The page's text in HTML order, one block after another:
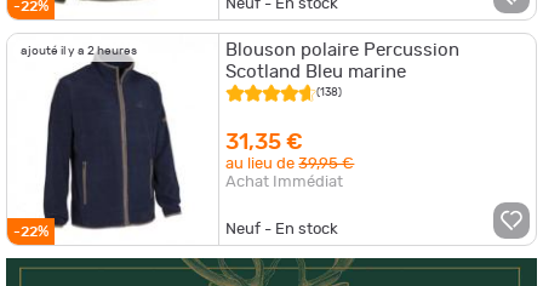
-22% Neuf - En stock
ajouté il y a 2 heures
-22%
Blouson polaire Percussion
Scotland Bleu marine
(138)
31,35 €
au lieu de39,95 €
Achat Immédiat
Neuf - En stock